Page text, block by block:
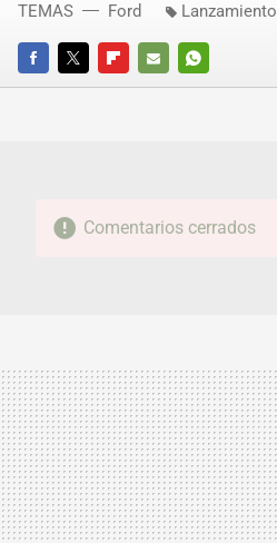
FACEBOOKTWITTERFLIPBOARD
E-
WHATSAPP
TEMAS Ford Lanzamiento
Comentarios cerrados